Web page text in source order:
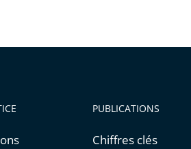
PUBLICATIONS
Chiffres clés